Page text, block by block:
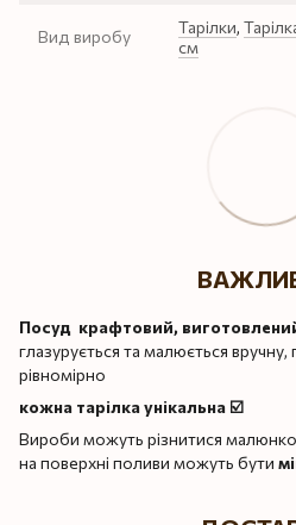
Вид виробу Тарілки,
см
Посуд крафтовий,
глазурується та малюється
рівномірно
кожна тарілка унікальна ☑️
Вироби можуть різнитися
на поверхні поливи можуть бути